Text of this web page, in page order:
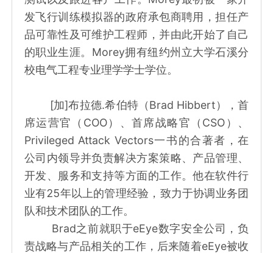
发飞行训练模拟器的政府承包商聘用，担任产
品可靠性及可维护工程师，并由此开始了自己
的职业生涯。Morey拥有纽约州立大学石溪分
校电气工程专业理学学士学位。
[加]布拉德.希伯特（Brad Hibbert），首
席运营官（COO）、首席战略官（CSO）、
Privileged Attack Vectors一书的合著者，在
公司内领导并负责解决方案策略、产品管理、
开发、服务和支持等方面的工作。他在软件行
业有25年以上的管理经验，致力于协调业务团
队和技术团队的工作。
Brad之前就职于eEye数字安全公司，负
责战略与产品相关的工作，后来随着eEye被收